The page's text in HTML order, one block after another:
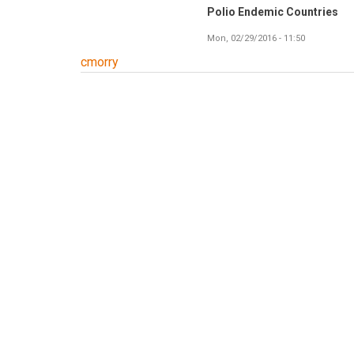
Polio Endemic Countries
Mon, 02/29/2016 - 11:50
cmorry